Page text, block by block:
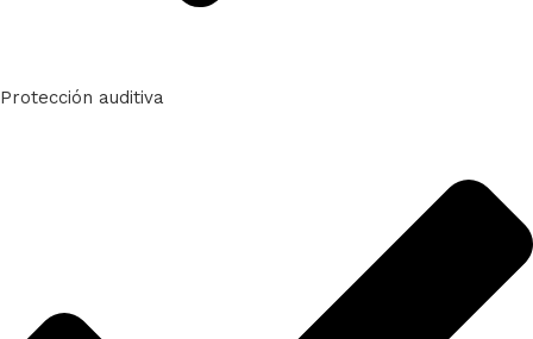
Protección auditiva